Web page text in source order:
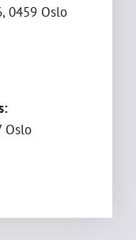
0459 Oslo
Oslo